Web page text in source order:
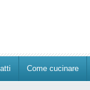
Come cucinare